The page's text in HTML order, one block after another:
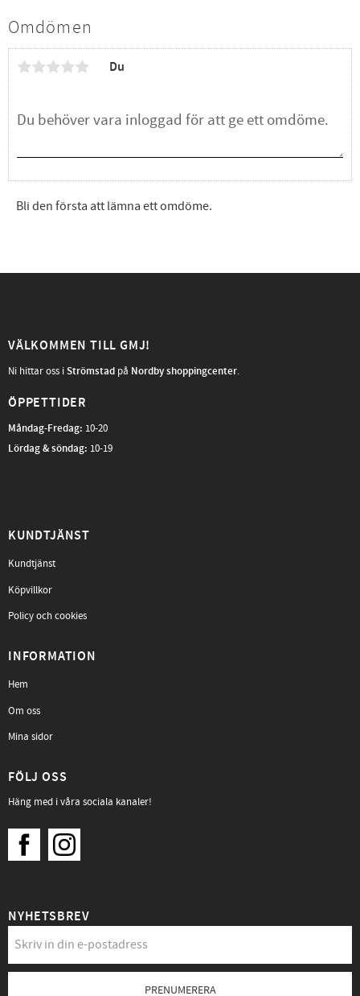
Omdömen
Du
Bli den första att lämna ett omdöme.
VÄLKOMMEN TILL GMJ!
Ni hittar oss iStrömstad på Nordby shoppingcenter.
ÖPPETTIDER
Måndag-Fredag: 10-20
Lördag & söndag: 10-19
KUNDTJÄNST
Kundtjänst
Köpvillkor
Policy och cookies
INFORMATION
Hem
Om oss
Mina sidor
FÖLJ OSS
Häng med i våra sociala kanaler!
NYHETSBREV
PRENUMERERA